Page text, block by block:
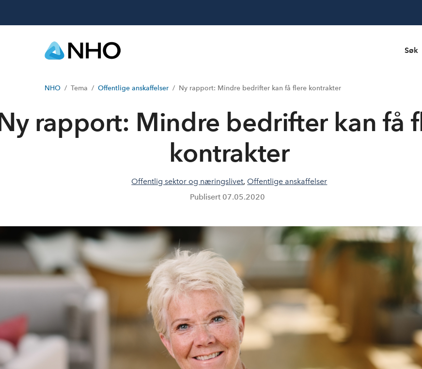
Søk
NHO Tema Offentlige anskaffelser Ny rapport: Mindre bedrifter kan få flere kontrakter
rapport: Mindre bedrifter kan få
kontrakter
Offentlig sektor og næringslivet, Offentlige anskaffelser
Publisert 07.05.2020